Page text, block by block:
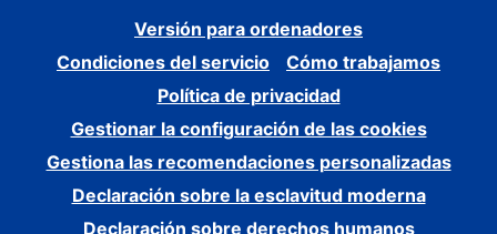
Versión para ordenadores
Condiciones del servicio
Cómo trabajamos
Política de privacidad
Gestionar la configuración de las cookies
Gestiona las recomendaciones personalizadas
Declaración sobre la esclavitud moderna
Declaración sobre derechos humanos